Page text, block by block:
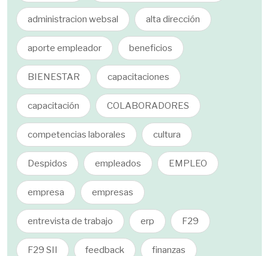
administracion websal alta dirección
aporte empleador beneficios
BIENESTAR capacitaciones
capacitación COLABORADORES
competencias laborales cultura
Despidos empleados EMPLEO
empresa empresas
entrevista de trabajo erp F29
F29 SII feedback finanzas